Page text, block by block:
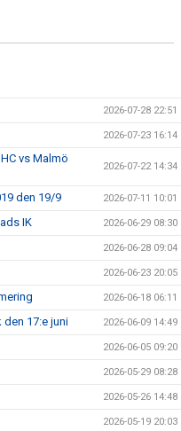
2026-07-28 22:51
2026-07-23 16:14
vs Malmö
2026-07-22 14:34
den 19/9 2026-07-11 10:01
IK 2026-06-29 08:30
2026-06-28 09:04
2026-06-23 20:05
2026-06-18 06:11
17:e juni 2026-06-09 14:49
2026-06-05 09:20
2026-05-29 08:28
2026-05-26 14:48
2026-05-19 20:03